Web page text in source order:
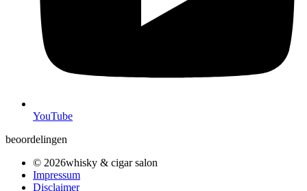
YouTube
beoordelingen
© 2026whisky & cigar salon
Impressum
Disclaimer